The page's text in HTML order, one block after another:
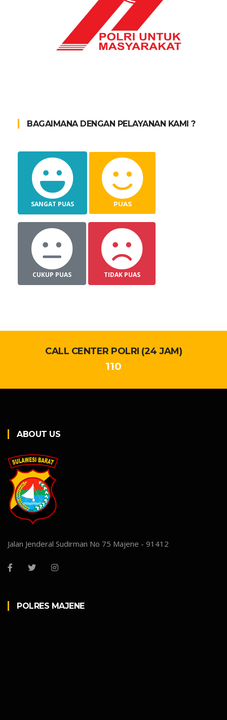
BAGAIMANA DENGAN PELAYANAN KAMI ?
SANGAT PUAS PUAS
CUKUP PUAS TIDAK PUAS
CALL CENTER POLRI (24 JAM)
110
ABOUT US
Jalan Jenderal Sudirman No 75 Majene - 91412
POLRES MAJENE